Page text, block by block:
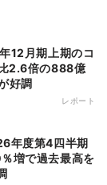
2.6倍の888億
好調
レポート
増で過去最高を